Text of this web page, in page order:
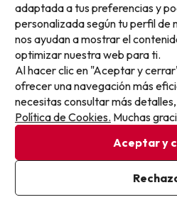
Otros chollos en hoteles
adaptada a tus preferencias y
personalizada según tu perfil de
nos ayudan a mostrar el
optimizar nuestra web para ti.
Al hacer clic en "Aceptar y
ofrecer una navegación más
necesitas consultar más
Política de Cookies. Muchas
Aceptar y